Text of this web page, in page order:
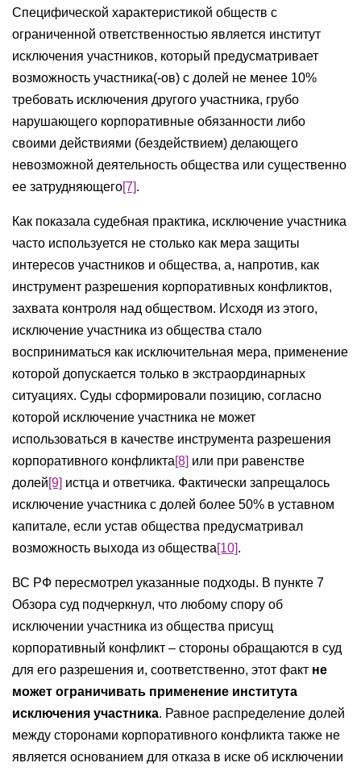
Специфической характеристикой обществ с
ограниченной ответственностью является институт
исключения участников, который предусматривает
возможность участника(-ов) с долей не менее 10%
требовать исключения другого участника, грубо
нарушающего корпоративные обязанности либо
своими действиями (бездействием) делающего
невозможной деятельность общества или существенно
ее затрудняющего[7].
Как показала судебная практика, исключение участника
часто используется не столько как мера защиты
интересов участников и общества, а, напротив, как
инструмент разрешения корпоративных конфликтов,
захвата контроля над обществом. Исходя из этого,
исключение участника из общества стало
восприниматься как исключительная мера, применение
которой допускается только в экстраординарных
ситуациях. Суды сформировали позицию, согласно
которой исключение участника не может
использоваться в качестве инструмента разрешения
корпоративного конфликта[8] или при равенстве
долей[9] истца и ответчика. Фактически запрещалось
исключение участника с долей более 50% в уставном
капитале, если устав общества предусматривал
возможность выхода из общества[10].
ВС РФ пересмотрел указанные подходы. В пункте 7
Обзора суд подчеркнул, что любому спору об
исключении участника из общества присущ
корпоративный конфликт – стороны обращаются в суд
для его разрешения и, соответственно, этот факт не
может ограничивать применение института
исключения участника. Равное распределение долей
между сторонами корпоративного конфликта также не
является основанием для отказа в иске об исключении